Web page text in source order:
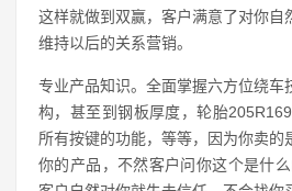
这样就做到双赢，客户满意了对你自
维持以后的关系营销。
专业产品知识。全面掌握六方位绕车
构，甚至到钢板厚度，轮胎
所有按键的功能，等等，因为你卖的
你的产品，不然客户问你这个是什